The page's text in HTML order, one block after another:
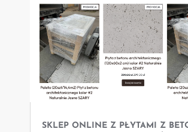
SKLEP ONLINE Z PŁYTAMI Z